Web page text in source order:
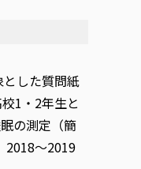
可能）
可能）
した質問紙
1・2年生と
の測定（簡
2018～2019